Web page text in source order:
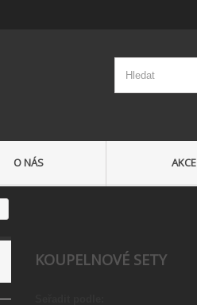
O NÁS AKCE
KOUPELNOVÉ SETY